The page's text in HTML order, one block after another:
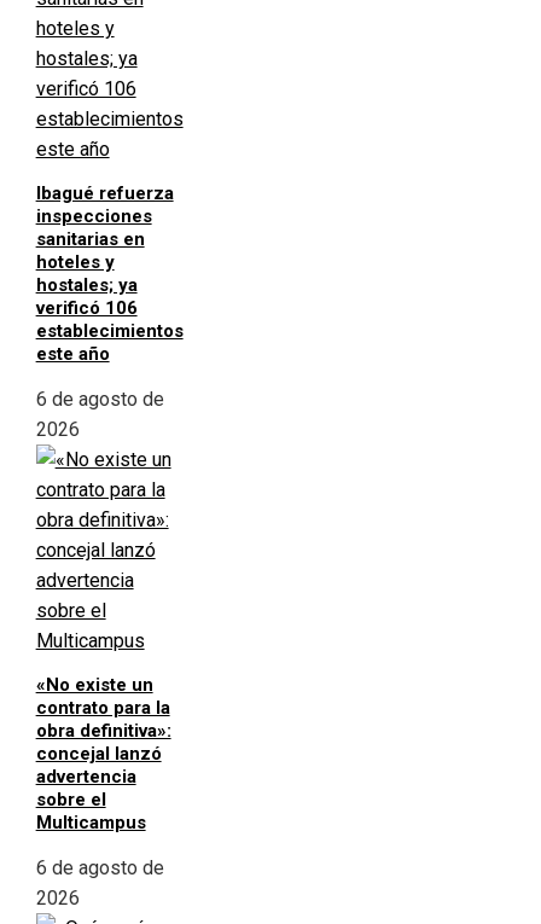
Ibagué refuerza
inspecciones
sanitarias en
hoteles y
hostales; ya
verificó 106
establecimientos
este año
6 de agosto de
2026
«No existe un
contrato para la
obra definitiva»:
concejal lanzó
advertencia
sobre el
Multicampus
6 de agosto de
2026